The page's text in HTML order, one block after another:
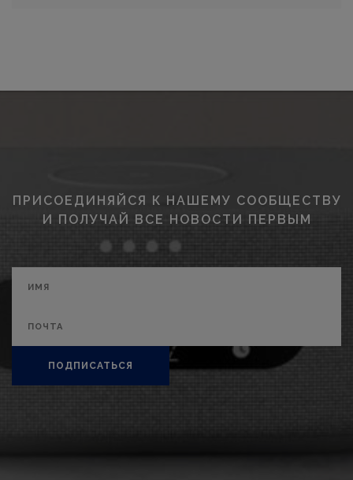
ПРИСОЕДИНЯЙСЯ К НАШЕМУ СООБЩЕСТВУ
И ПОЛУЧАЙ ВСЕ НОВОСТИ ПЕРВЫМ
ПОДПИСАТЬСЯ